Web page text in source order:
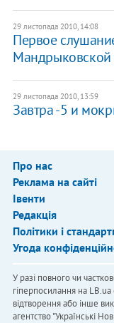
29 листопада 2010, 14:08
Первое
Мандрыковской
29 листопада 2010, 13:59
Завтра -5 и
Про нас
Реклама на сайті
Івенти
Редакція
Політики і
Угода
У разі повного чи
гіперпосилання на
відтворення або інше
агентство "Українськi